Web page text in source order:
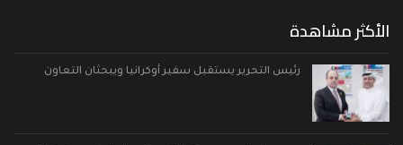
الأكثر مشاهدة
رئيس التحرير يستقبل سفير أوكرانيا ويبحثان التعاون